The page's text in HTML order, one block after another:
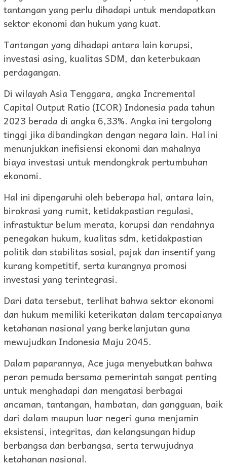
tantangan yang perlu dihadapi untuk mendapatkan
sektor ekonomi dan hukum yang kuat.
Tantangan yang dihadapi antara lain korupsi,
investasi asing, kualitas SDM, dan keterbukaan
perdagangan.
Di wilayah Asia Tenggara, angka Incremental
Capital Output Ratio (ICOR) Indonesia pada tahun
2023 berada di angka 6,33%. Angka ini tergolong
tinggi jika dibandingkan dengan negara lain. Hal ini
menunjukkan inefisiensi ekonomi dan mahalnya
biaya investasi untuk mendongkrak pertumbuhan
ekonomi.
Hal ini dipengaruhi oleh beberapa hal, antara lain,
birokrasi yang rumit, ketidakpastian regulasi,
infrastuktur belum merata, korupsi dan rendahnya
penegakan hukum, kualitas sdm, ketidakpastian
politik dan stabilitas sosial, pajak dan insentif yang
kurang kompetitif, serta kurangnya promosi
investasi yang terintegrasi.
Dari data tersebut, terlihat bahwa sektor ekonomi
dan hukum memiliki keterikatan dalam tercapaianya
ketahanan nasional yang berkelanjutan guna
mewujudkan Indonesia Maju 2045.
Dalam paparannya, Ace juga menyebutkan bahwa
peran pemuda bersama pemerintah sangat penting
untuk menghadapi dan mengatasi berbagai
ancaman, tantangan, hambatan, dan gangguan, baik
dari dalam maupun luar negeri guna menjamin
eksistensi, integritas, dan kelangsungan hidup
berbangsa dan berbangsa, serta terwujudnya
ketahanan nasional.